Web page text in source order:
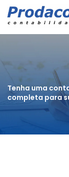
Tenha uma
completa para